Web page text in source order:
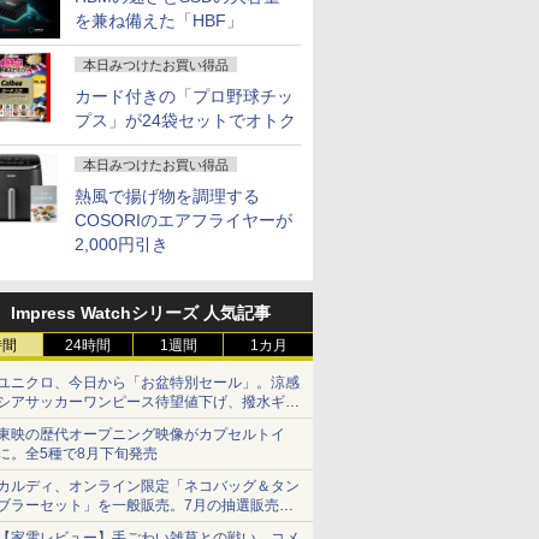
を兼ね備えた「HBF」
本日みつけたお買い得品
カード付きの「プロ野球チッ
プス」が24袋セットでオトク
本日みつけたお買い得品
熱風で揚げ物を調理する
COSORIのエアフライヤーが
2,000円引き
Impress Watchシリーズ 人気記事
24時間 1週間 1カ月
ニクロ、今日から「お盆特別セール」。涼感
アサッカーワンピース待望値下げ、撥水ギア
ョーツは1990円に
映の歴代オープニング映像がカプセルトイ
。全5種で8月下旬発売
ルディ、オンライン限定「ネコバッグ＆タン
ラーセット」を一般販売。7月の抽選販売の
選無効分